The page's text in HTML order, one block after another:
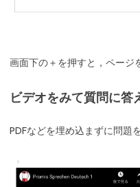
画面下の＋を押すと，ページ
ビデオをみて質問に答
PDFなどを埋め込まずに問題